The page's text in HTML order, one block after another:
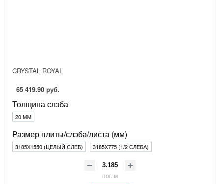
CRYSTAL ROYAL
65 419.90 руб.
Толщина слэба
20 ММ
Размер плиты/слэба/листа (мм)
3185Х1550 (ЦЕЛЫЙ СЛЕБ) 3185Х775 (1/2 СЛЕБА)
пог. м